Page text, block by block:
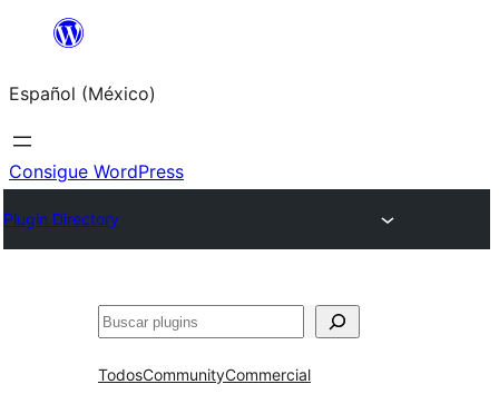
Saltar
contenido
Español (México)
Consigue WordPress
Plugin Directory
Buscar
TodosCommunityCommercial